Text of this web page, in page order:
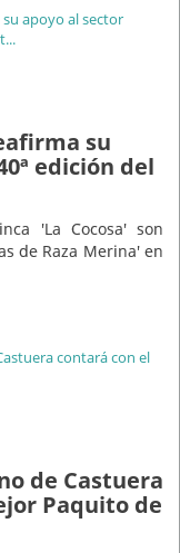
su
edición del
'La Cocosa' son
de Raza Merina' en
de Castuera
Paquito de